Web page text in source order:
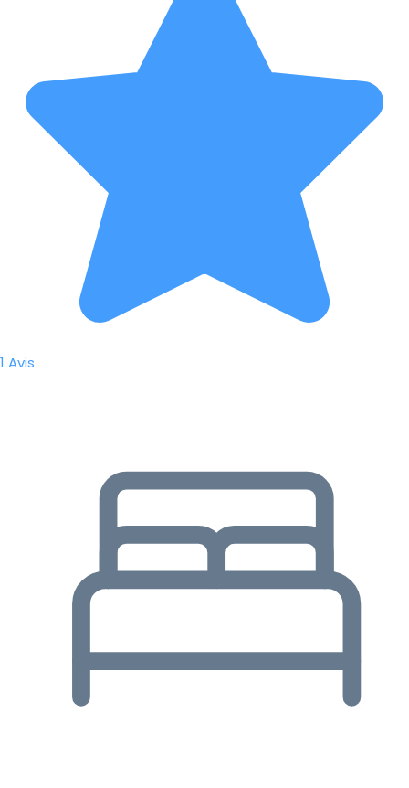
1 Avis